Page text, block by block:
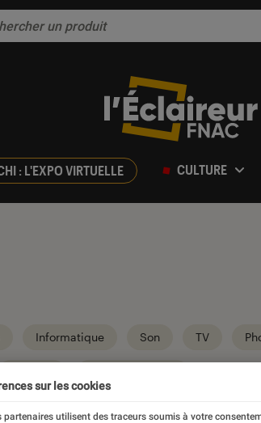
: L'EXPO VIRTUELLE CULTURE
Informatique Son TV
sur les cookies
partenaires utilisent des traceurs soumis à votre